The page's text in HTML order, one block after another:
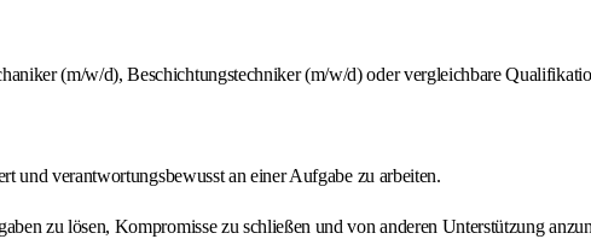
(m/w/d), Beschichtungstechniker (m/w/d) oder vergleichbare
und verantwortungsbewusst an einer Aufgabe zu arbeiten.
zu lösen, Kompromisse zu schließen und von anderen Unterstützung